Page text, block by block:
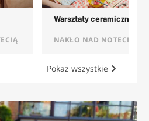
Warsztaty ceramiczne
NAKŁO NAD NOTECIĄ
Pokaż wszystkie